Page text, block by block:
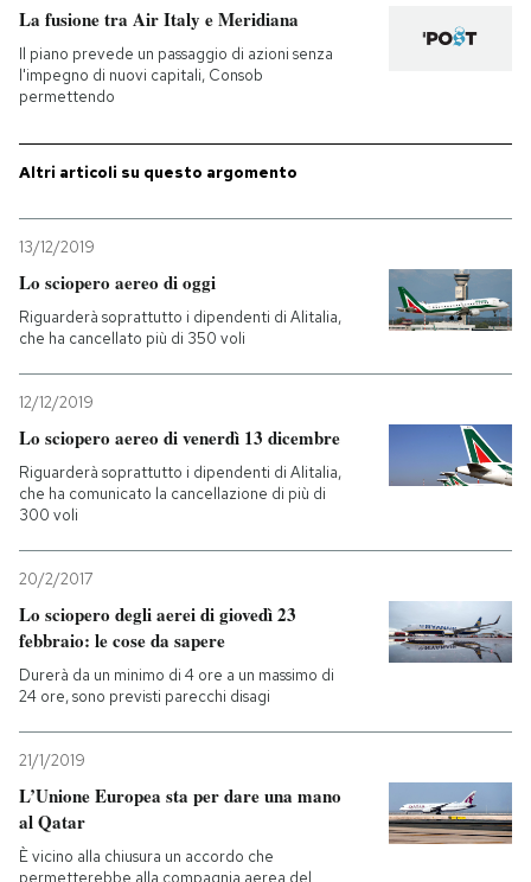
La fusione tra Air Italy e Meridiana
Il piano prevede un passaggio di azioni senza
l'impegno di nuovi capitali, Consob
permettendo
Altri articoli su questo argomento
13/12/2019
Lo sciopero aereo di oggi
Riguarderà soprattutto i dipendenti di Alitalia,
che ha cancellato più di 350 voli
12/12/2019
Lo sciopero aereo di venerdì 13 dicembre
Riguarderà soprattutto i dipendenti di Alitalia,
che ha comunicato la cancellazione di più di
300 voli
20/2/2017
Lo sciopero degli aerei di giovedì 23
febbraio: le cose da sapere
Durerà da un minimo di 4 ore a un massimo di
24 ore, sono previsti parecchi disagi
21/1/2019
L’Unione Europea sta per dare una mano
al Qatar
È vicino alla chiusura un accordo che